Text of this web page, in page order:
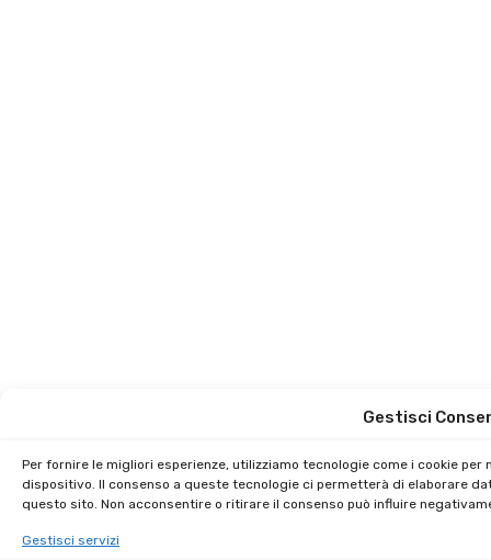
Gestisci
Per fornire le migliori esperienze, utilizziamo tecnologie come i cookie
dispositivo. Il consenso a queste tecnologie ci permetterà di elaborare
questo sito. Non acconsentire o ritirare il consenso può influire
Gestisci servizi